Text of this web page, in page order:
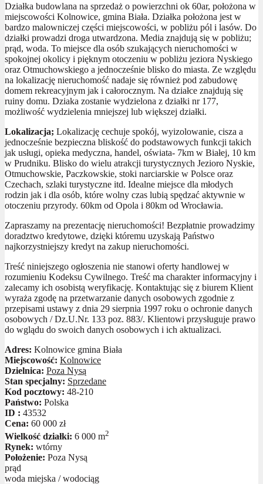
Działka budowlana na sprzedaż o powierzchni ok 60ar, położona w
miejscowości Kolnowice, gmina Biała. Działka położona jest w
bardzo malowniczej części miejscowości, w pobliżu pól i lasów. Do
działki prowadzi droga utwardzona. Media znajdują się w pobliżu;
prąd, woda. To miejsce dla osób szukających nieruchomości w
spokojnej okolicy i pięknym otoczeniu w pobliżu jeziora Nyskiego
oraz Otmuchowskiego a jednocześnie blisko do miasta. Ze względu
na lokalizację nieruchomość nadaje się również pod zabudowę
domem rekreacyjnym jak i całorocznym. Na działce znajdują się
ruiny domu. Dziaka zostanie wydzielona z działki nr 177,
możliwość wydzielenia mniejszej lub większej działki.
Lokalizacja; Lokalizację cechuje spokój, wyizolowanie, cisza a
jednocześnie bezpieczna bliskość do podstawowych funkcji takich
jak usługi, opieka medyczna, handel, oświata- 7km w Białej, 10 km
w Prudniku. Blisko do wielu atrakcji turystycznych Jezioro Nyskie,
Otmuchowskie, Paczkowskie, stoki narciarskie w Polsce oraz
Czechach, szlaki turystyczne itd. Idealne miejsce dla młodych
rodzin jak i dla osób, które wolny czas lubią spędzać aktywnie w
otoczeniu przyrody. 60km od Opola i 80km od Wrocławia.
Zapraszamy na prezentację nieruchomości! Bezpłatnie prowadzimy
doradztwo kredytowe, dzięki któremu uzyskają Państwo
najkorzystniejszy kredyt na zakup nieruchomości.
Treść niniejszego ogłoszenia nie stanowi oferty handlowej w
rozumieniu Kodeksu Cywilnego. Treść ma charakter informacyjny i
zalecamy ich osobistą weryfikację. Kontaktując się z biurem Klient
wyraża zgodę na przetwarzanie danych osobowych zgodnie z
przepisami ustawy z dnia 29 sierpnia 1997 roku o ochronie danych
osobowych / Dz.U.Nr. 133 poz. 883/. Klientowi przysługuje prawo
do wglądu do swoich danych osobowych i ich aktualizaci.
Adres: Kolnowice gmina Biała
Miejscowość: Kolnowice
Dzielnica: Poza Nysą
Stan specjalny: Sprzedane
Kod pocztowy: 48-210
Państwo: Polska
ID : 43532
Cena: 60 000 zł
Wielkość działki: 6 000 m2
Rynek: wtórny
Położenie: Poza Nysą
prąd
woda miejska / wodociąg